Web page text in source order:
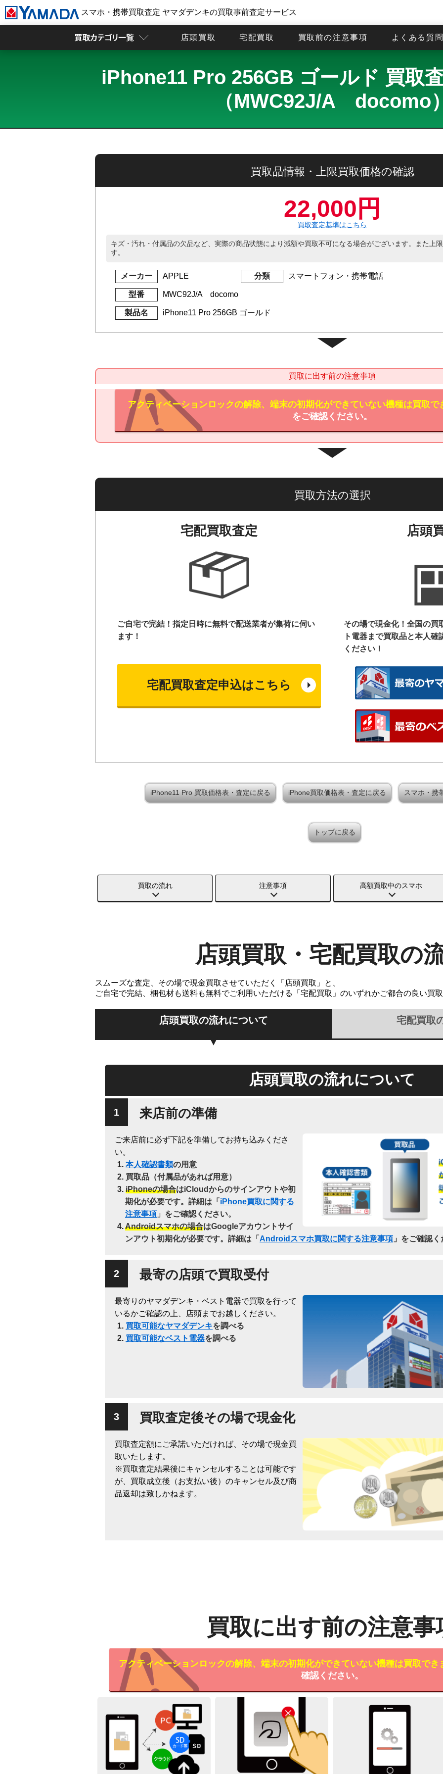
スマホ・携帯買取査定 ヤマダデンキの買取事前査定サービス
店頭買取 宅配買取 買取前の注意事項 よくある質
iPhone11 Pro 256GB ゴールド 買取
（MWC92J/A docomo
買取品情報・上限買取価格の確認
22,000円
買取査定基準はこちら
キズ・汚れ・付属品の欠品など、実際の商品状態により減額や買取不可になる場合がございます。また上
す。
メーカー APPLE 分類 スマートフォン・携帯電話
型番 MWC92J/A docomo
製品名 iPhone11 Pro 256GB ゴールド
買取に出す前の注意事項
アクティベーションロックの解除、端末の初期化ができていない機種は買取で
をご確認ください。
買取方法の選択
宅配買取査定
ご自宅で完結！指定日時に無料で配送業者が集荷に伺い
ます！
宅配買取査定申込はこちら
店頭
その場で現金化！全国の買
ト電器まで買取品と本人確
ください！
iPhone11 Pro 買取価格表・査定に戻る iPhone買取価格表・査定に戻る スマホ・携
トップに戻る
買取の流れ 注意事項 高額買取中のスマホ
店頭買取・宅配買取の
スムーズな査定、その場で現金買取させていただく「店頭買取」と、
ご自宅で完結、梱包材も送料も無料でご利用いただける「宅配買取」のいずれかご都合の良い買
店頭買取の流れについて 宅配買取
店頭買取の流れについて
来店前の準備
ご来店前に必ず下記を準備してお持ち込みくださ
い。
本人確認書類の用意
買取品（付属品があれば用意）
iPhoneの場合はiCloudからのサインアウトや初
期化が必要です。詳細は「 iPhone買取に関する
注意事項 」をご確認ください。
Androidスマホの場合はGoogleアカウントサイ
ンアウト初期化が必要です。詳細は「 Androidスマホ買取に関する注意事項 」をご確認
最寄の店頭で買取受付
最寄りのヤマダデンキ・ベスト電器で買取を行って
いるかご確認の上、店頭までお越しください。
買取可能なヤマダデンキを調べる
買取可能なベスト電器を調べる
買取査定後その場で現金化
買取査定額にご承諾いただければ、その場で現金買
取いたします。
※買取査定結果後にキャンセルすることは可能です
が、買取成立後（お支払い後）のキャンセル及び商
品返却は致しかねます。
買取に出す前の注意事
アクティベーションロックの解除、端末の初期化ができていない機種は買取でき
確認ください。